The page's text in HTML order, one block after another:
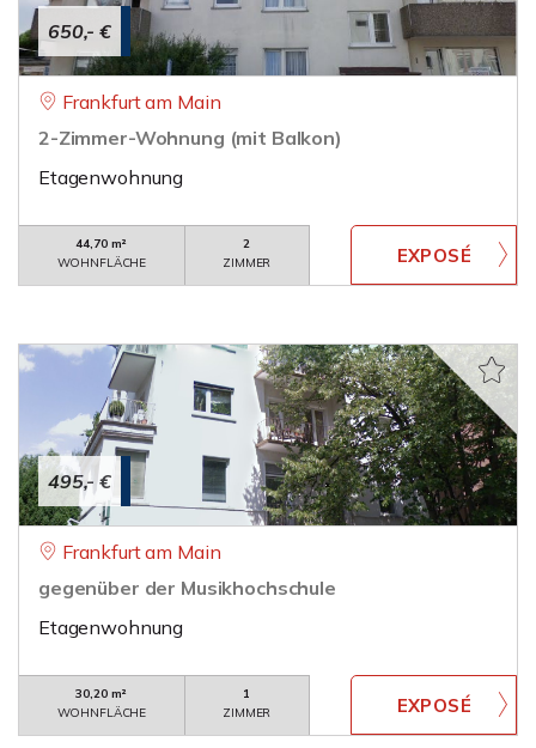
650,- €
Frankfurt am Main
2-Zimmer-Wohnung (mit Balkon)
Etagenwohnung
44,70 m²
WOHNFLÄCHE
2
ZIMMER
495,- €
Frankfurt am Main
gegenüber der Musikhochschule
Etagenwohnung
30,20 m²
WOHNFLÄCHE
1
ZIMMER